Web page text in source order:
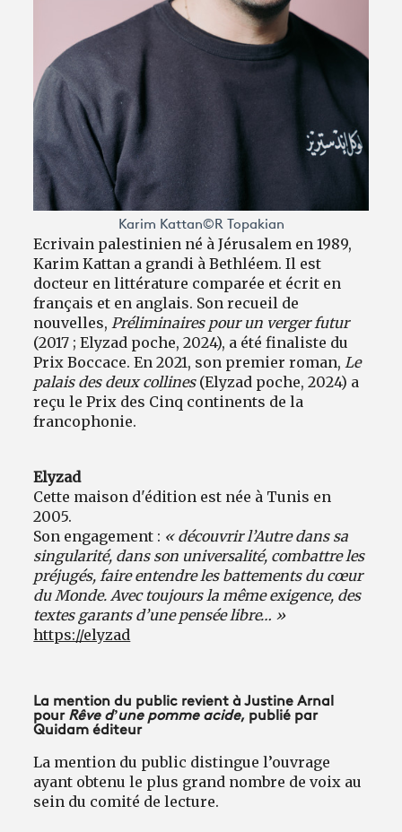
Karim Kattan©R Topakian
Ecrivain palestinien né à Jérusalem en 1989,
Karim Kattan a grandi à Bethléem. Il est
docteur en littérature comparée et écrit en
français et en anglais. Son recueil de
nouvelles, Préliminaires pour un verger futur
(2017 ; Elyzad poche, 2024), a été finaliste du
Prix Boccace. En 2021, son premier roman, Le
palais des deux collines(Elyzad poche, 2024) a
reçu le Prix des Cinq continents de la
francophonie.
Elyzad
Cette maison d'édition est née à Tunis en
2005.
Son engagement : « découvrir l’Autre dans sa
singularité, dans son universalité, combattre les
préjugés, faire entendre les battements du cœur
du Monde. Avec toujours la même exigence, des
textes garants d’une pensée libre… »
https://elyzad
La mention du public revient à Justine Arnal
pour Rêve d’une pomme acide, publié par
Quidam éditeur
La mention du public distingue l’ouvrage
ayant obtenu le plus grand nombre de voix au
sein du comité de lecture.